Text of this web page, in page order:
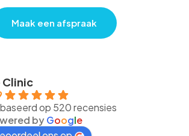
Maak een afspraak
Clinic
op 520 recensies
byGoogle